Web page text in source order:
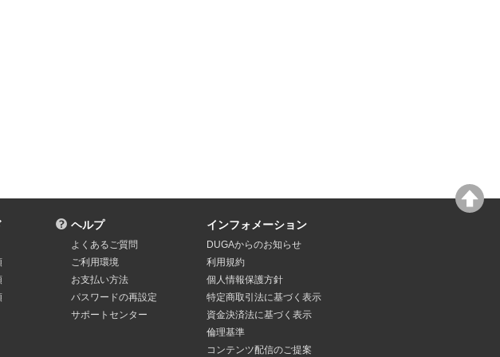
ヘルプ
よくあるご質問
ご利用環境
お支払い方法
パスワードの再設定
サポートセンター
インフォメーション
DUGAからのお知らせ
利用規約
個人情報保護方針
特定商取引法に基づく表示
資金決済法に基づく表示
倫理基準
コンテンツ配信のご提案